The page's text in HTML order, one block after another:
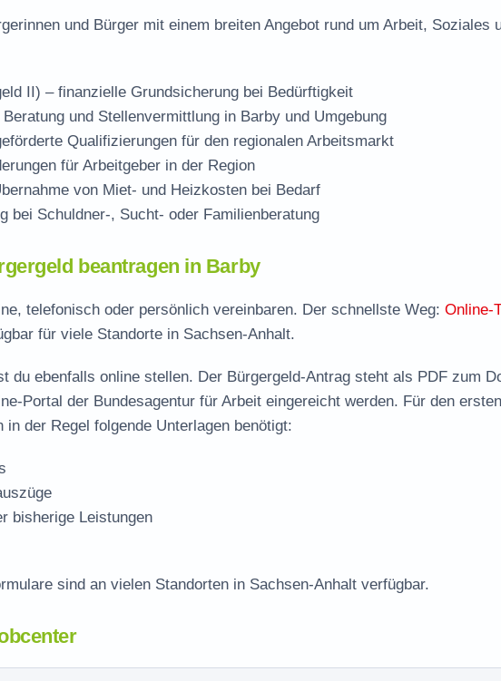
und Bürger mit einem breiten Angebot rund um Arbeit, Soziales
II) – finanzielle Grundsicherung bei Bedürftigkeit
und Stellenvermittlung in Barby und Umgebung
Qualifizierungen für den regionalen Arbeitsmarkt
für Arbeitgeber in der Region
von Miet- und Heizkosten bei Bedarf
bei Schuldner-, Sucht- oder Familienberatung
beantragen in Barby
telefonisch oder persönlich vereinbaren. Der schnellste Weg: Online-
für viele Standorte in Sachsen-Anhalt.
du ebenfalls online stellen. Der Bürgergeld-Antrag steht als PDF zum
Portal der Bundesagentur für Arbeit eingereicht werden. Für den ersten
der Regel folgende Unterlagen benötigt:
bisherige Leistungen
sind an vielen Standorten in Sachsen-Anhalt verfügbar.